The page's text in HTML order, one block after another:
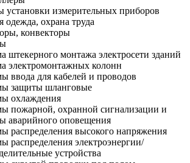
установки измерительных приборов
одежда, охрана труда
конвекторы
штекерного монтажа электросети зданий
электромонтажных колонн
ввода для кабелей и проводов
защиты шланговые
охлаждения
пожарной, охранной сигнализации и
аварийного оповещения
распределения высокого напряжения
распределения электроэнергии/
устройства